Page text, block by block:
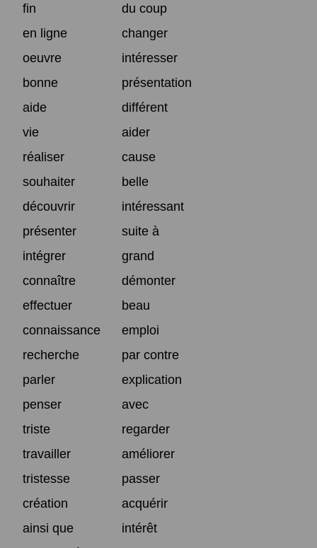
fin
du coup
en ligne
changer
oeuvre
intéresser
bonne
présentation
aide
différent
vie
aider
réaliser
cause
souhaiter
belle
découvrir
intéressant
présenter
suite à
intégrer
grand
connaître
démonter
effectuer
beau
connaissance
emploi
recherche
par contre
parler
explication
penser
avec
triste
regarder
travailler
améliorer
tristesse
passer
création
acquérir
ainsi que
intérêt